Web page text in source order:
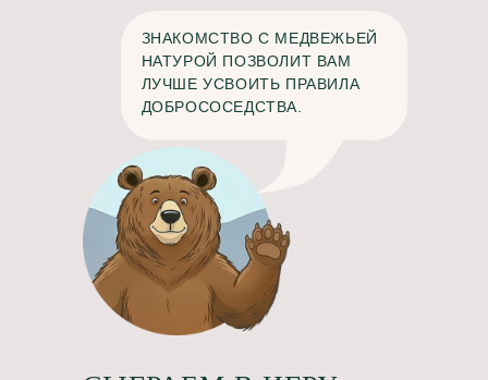
ЗНАКОМСТВО С МЕДВЕЖЬЕЙ
НАТУРОЙ ПОЗВОЛИТ ВАМ
ЛУЧШЕ УСВОИТЬ ПРАВИЛА
ДОБРОСОСЕДСТВА.